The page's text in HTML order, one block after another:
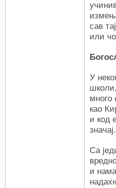
сав
или
У
много
као
и код
значај.
Са
и